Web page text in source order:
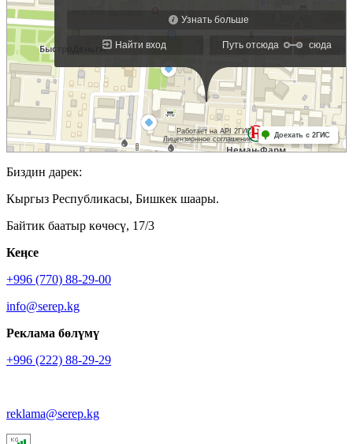
Биздин дарек:
Кыргыз Республикасы, Бишкек шаары.
Байтик баатыр көчөсү, 17/3
Кеӊсе
+996 (770) 88-29-00
info@serep.kg
Реклама бөлүмү
+996 (222) 88-29-29
reklama@serep.kg